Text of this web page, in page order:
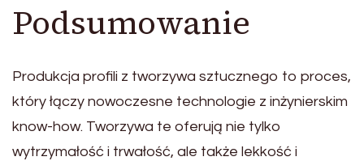
Podsumowanie
Produkcja profili z tworzywa sztucznego to proces,
który łączy nowoczesne technologie z inżynierskim
know-how. Tworzywa te oferują nie tylko
wytrzymałość i trwałość, ale także lekkość i